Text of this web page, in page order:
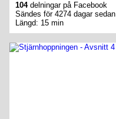
104delningar på Facebook
Sändes för 4274 dagar sedan
Längd: 15 min